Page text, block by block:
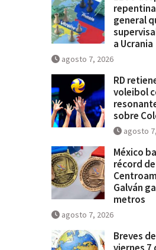
general
a Ucrania
agosto 7, 2026
RD
voleibol
sobre
agosto
México
récord
Galván
metros
agosto 7, 2026
Breves